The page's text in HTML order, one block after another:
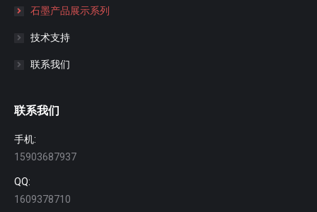
石墨产品展示系列
技术支持
联系我们
联系我们
手机:
15903687937
QQ:
1609378710